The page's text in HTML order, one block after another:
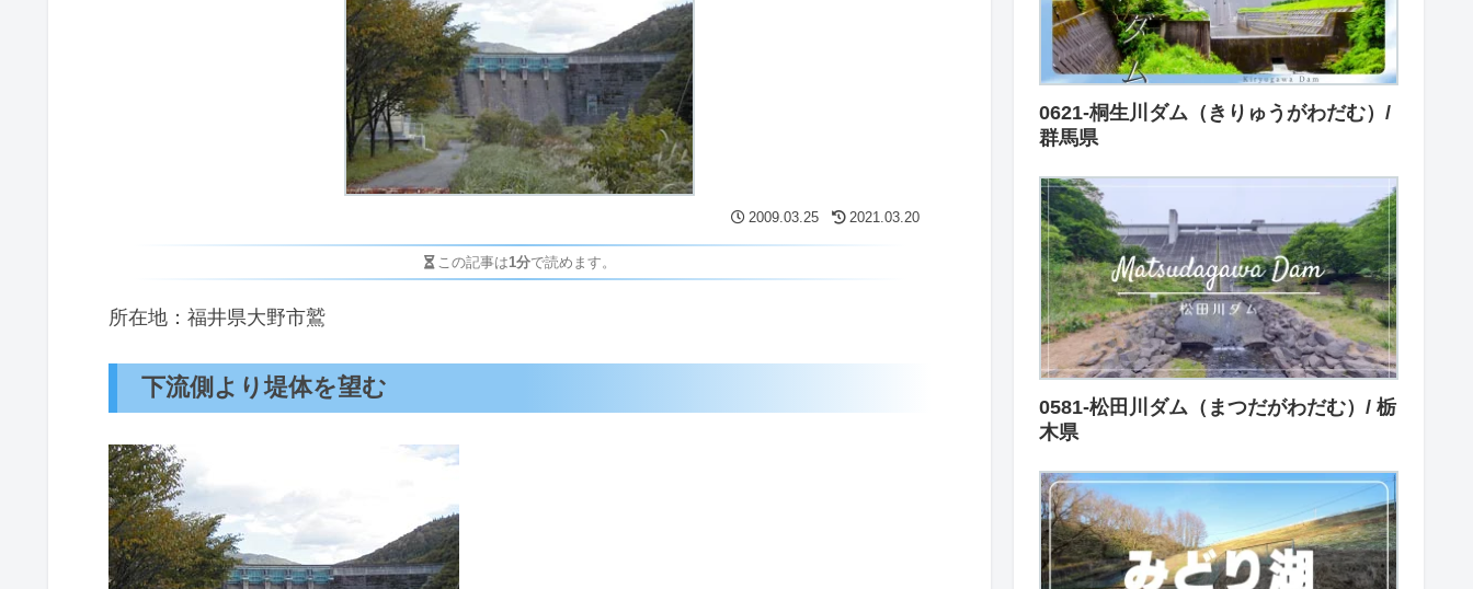
2009.03.25 2021.03.20
この記事は1分で読めます。
所在地：福井県大野市鷲
下流側より堤体を望む
0621-桐生川ダム（きりゅうがわだむ）/
群馬県
0581-松田川ダム（まつだがわだむ）/ 栃
木県